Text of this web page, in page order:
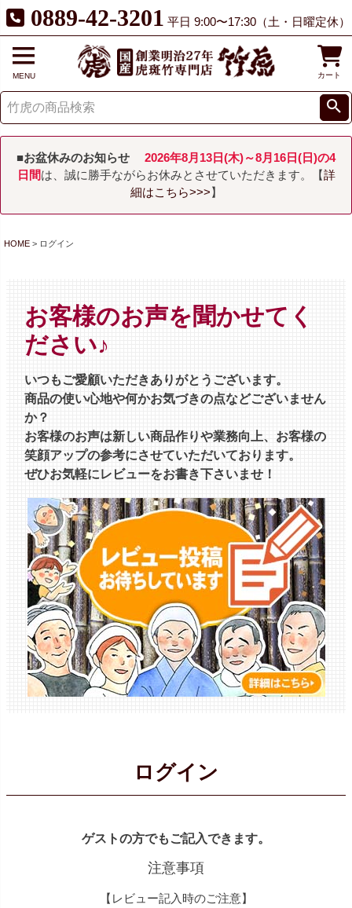
0889-42-3201 平日 9:00〜17:30（土・日曜定休）
MENU カート
■お盆休みのお知らせ
2026年8月13日(木)～8月16日(日)の4
日間は、誠に勝手ながらお休みとさせていただきます。【詳
細はこちら>>> 】
HOME ログイン
お客様のお声を聞かせてく
ださい♪
いつもご愛顧いただきありがとうございます。
商品の使い心地や何かお気づきの点などございません
か？
お客様のお声は新しい商品作りや業務向上、お客様の
笑顔アップの参考にさせていただいております。
ぜひお気軽にレビューをお書き下さいませ！
ログイン
ゲストの方でもご記入できます。
注意事項
【レビュー記入時のご注意】